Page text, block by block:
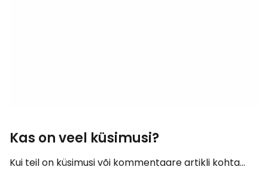
Kas on veel küsimusi?
Kui teil on küsimusi või kommentaare artikli kohta...